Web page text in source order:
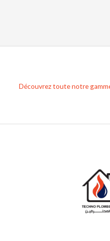
Découvrez toute notre